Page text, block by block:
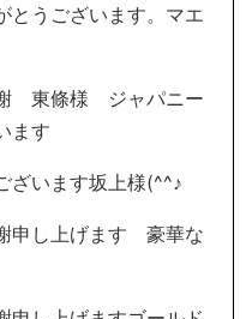
とうございます。マエ
東條様 ジャパニー
ます
ざいます坂上様(^^♪
申し上げます 豪華な